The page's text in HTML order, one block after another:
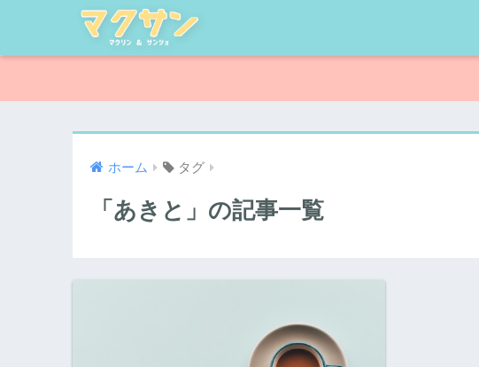
ホーム タグ
「あきと」の記事一覧